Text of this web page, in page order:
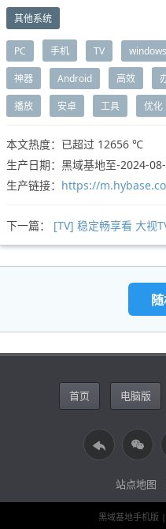
其他系统
PC 手机 TV windows
神器 Android 高效
播放 安卓 工具 优化
本文热度：已超过 12656 ℃
生产日期：黑域基地至-2024-
生产链接： https://
下一篇： [TV] 稳定畅享看 大视
首页 电脑版
站点地图
黑域基地手机版